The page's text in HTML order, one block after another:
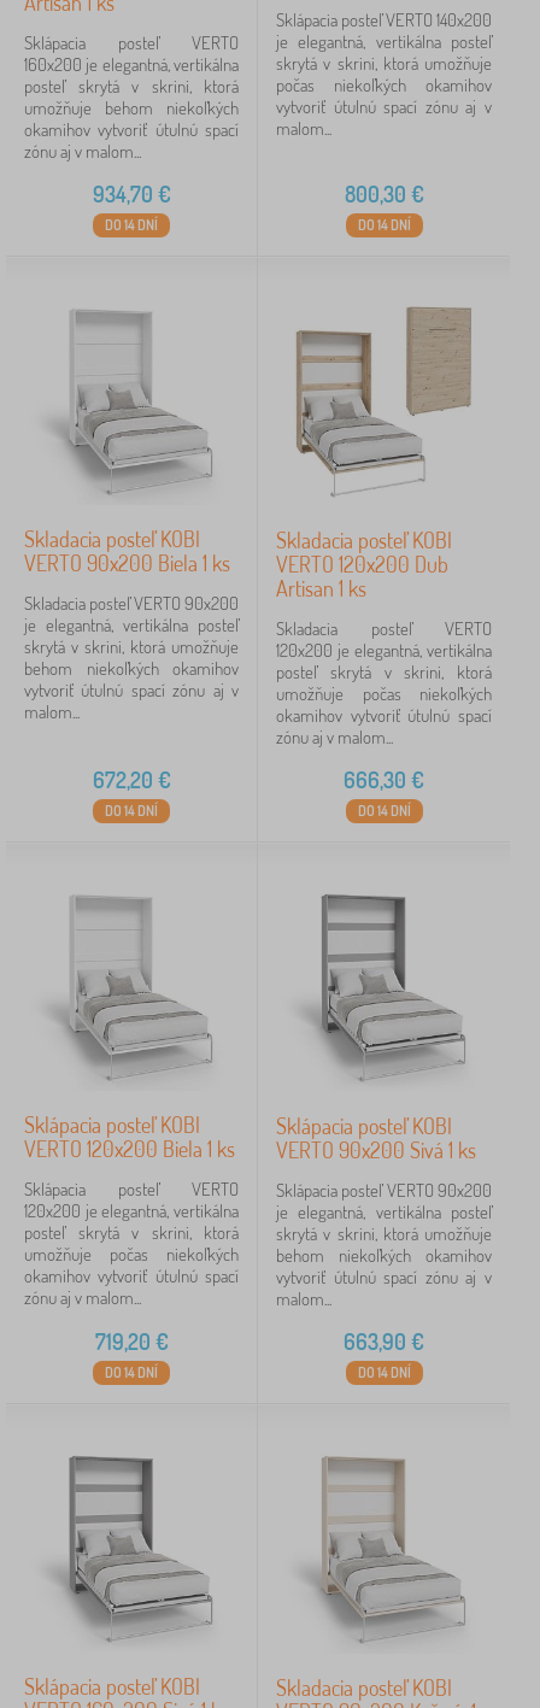
Jednofarebný
1
Nosnosť
100 kg
120 kg
Vyhľadať v rámci filtra
Dostupnosť
Zrušiť FILTROVANIE
Sklápacia posteľ VERTO
160x200 je elegantná, vertikálna
posteľ skrytá v skrini, ktorá
umožňuje behom niekoľkých
okamihov vytvoriť útulnú spací
zónu aj v malom...
934,70 €
DO 14 DNÍ
Sklápacia posteľ VERTO 140x200
je elegantná, vertikálna posteľ
skrytá v skrini, ktorá umožňuje
počas niekoľkých okamihov
vytvoriť útulnú spací zónu aj v
malom...
800,30 €
DO 14 DNÍ
Skladacia posteľ KOBI
VERTO 90x200 Biela 1 ks
Skladacia posteľ VERTO 90x200
je elegantná, vertikálna posteľ
skrytá v skrini, ktorá umožňuje
behom niekoľkých okamihov
vytvoriť útulnú spací zónu aj v
malom...
672,20 €
DO 14 DNÍ
Skladacia posteľ KOBI
VERTO 120x200 Dub
Artisan 1 ks
Skladacia posteľ VERTO
120x200 je elegantná, vertikálna
posteľ skrytá v skrini, ktorá
umožňuje počas niekoľkých
okamihov vytvoriť útulnú spací
zónu aj v malom...
666,30 €
DO 14 DNÍ
Sklápacia posteľ KOBI
VERTO 120x200 Biela 1 ks
Sklápacia posteľ VERTO
120x200 je elegantná, vertikálna
posteľ skrytá v skrini, ktorá
umožňuje počas niekoľkých
okamihov vytvoriť útulnú spací
zónu aj v malom...
719,20 €
DO 14 DNÍ
Sklápacia posteľ KOBI
VERTO 90x200 Sivá 1 ks
Sklápacia posteľ VERTO 90x200
je elegantná, vertikálna posteľ
skrytá v skrini, ktorá umožňuje
behom niekoľkých okamihov
vytvoriť útulnú spací zónu aj v
malom...
663,90 €
DO 14 DNÍ
Sklápacia posteľ KOBI
Skladacia posteľ KOBI